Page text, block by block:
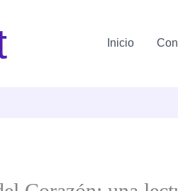
Inicio